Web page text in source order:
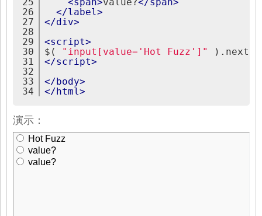
26
27
28
29
30
31
32
33
34
</label>
</div>
<script>
$(
"input[value='Hot Fuzz']"
</script>
</body>
</html>
演示：